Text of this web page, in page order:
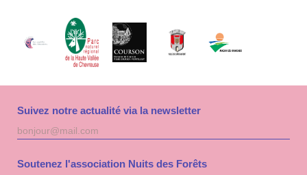
Suivez notre actualité via la newsletter
Adresse
mail
à
Soutenez l'association Nuits des Forêts